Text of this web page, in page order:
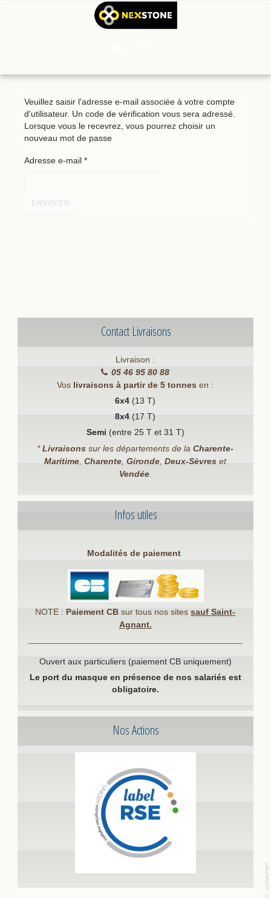
Veuillez saisir l'adresse e-mail associée à votre compte
d'utilisateur. Un code de vérification vous sera adressé.
Lorsque vous le recevrez, vous pourrez choisir un
nouveau mot de passe
Adresse e-mail *
ENVOYER
Contact Livraisons
Livraison :
05 46 95 80 88
Vos livraisons à partir de 5 tonnes en :
6x4 (13 T)
8x4(17 T)
Semi (entre 25 T et 31 T)
*Livraisons sur les départements de laCharente-
Maritime ,Charente ,Gironde ,Deux-Sèvres et
Vendée.
Infos utiles
Modalités de paiement
NOTE : Paiement CB sur tous nos sitessauf Saint-
Agnant.
Ouvert aux particuliers (paiement CB uniquement)
Le port du masque en présence de nos salariés est
obligatoire.
Nos Actions